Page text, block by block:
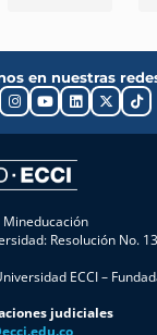
en nuestras
Mineducación
Resolución No.
ECCI –
judiciales